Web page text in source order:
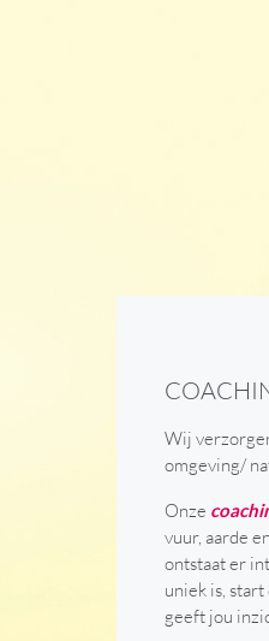
Wij
omgeving/
Onze
vuur, aarde
ontstaat er
uniek is,
geeft jou